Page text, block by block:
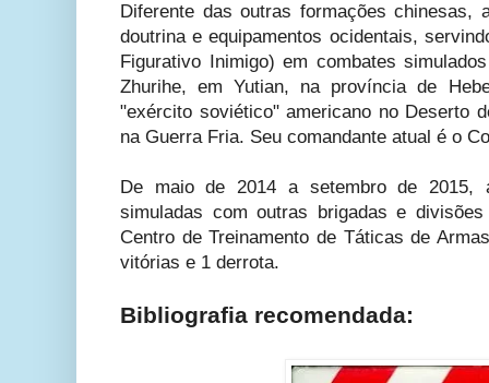
Diferente das outras formações chinesas,
doutrina e equipamentos ocidentais,
Figurativo Inimigo) em combates
Zhurihe, em Yutian, na província de
"exército soviético" americano no Deserto
na Guerra Fria. Seu comandante atual é o
De maio de 2014 a setembro de 2015,
simuladas com outras brigadas e
Centro de Treinamento de Táticas de
vitórias e 1 derrota.
Bibliografia recomendada: